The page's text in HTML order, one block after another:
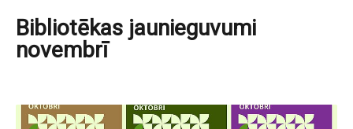
Bibliotēkas jaunieguvumi
novembrī